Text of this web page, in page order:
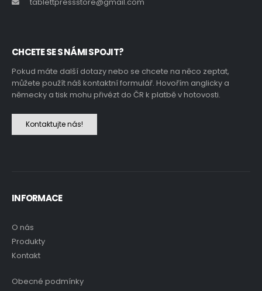
CHCETE SE S NÁMI SPOJIT?
Pokud máte další dotazy nebo se chcete na něco zeptat,
můžete použít náš kontaktní formulář. Hovořím anglicky a
německy a tisk mohu přivézt do ČR k platbě v hotovosti.
Kontaktujte nás!
INFORMACE
O nás
Produkty
Kontakt
Obecné podmínky